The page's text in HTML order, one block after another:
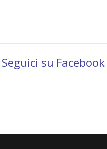
Seguici su Facebook